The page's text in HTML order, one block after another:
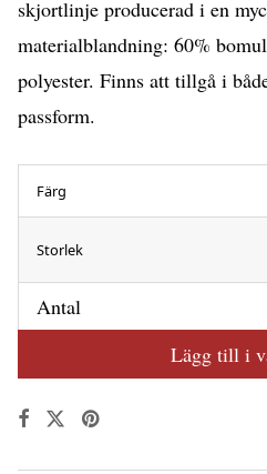
skjortlinje producerad i en
materialblandning: 60%
polyester. Finns att tillgå i
passform.
Färg
Storlek
Antal
Lägg till i